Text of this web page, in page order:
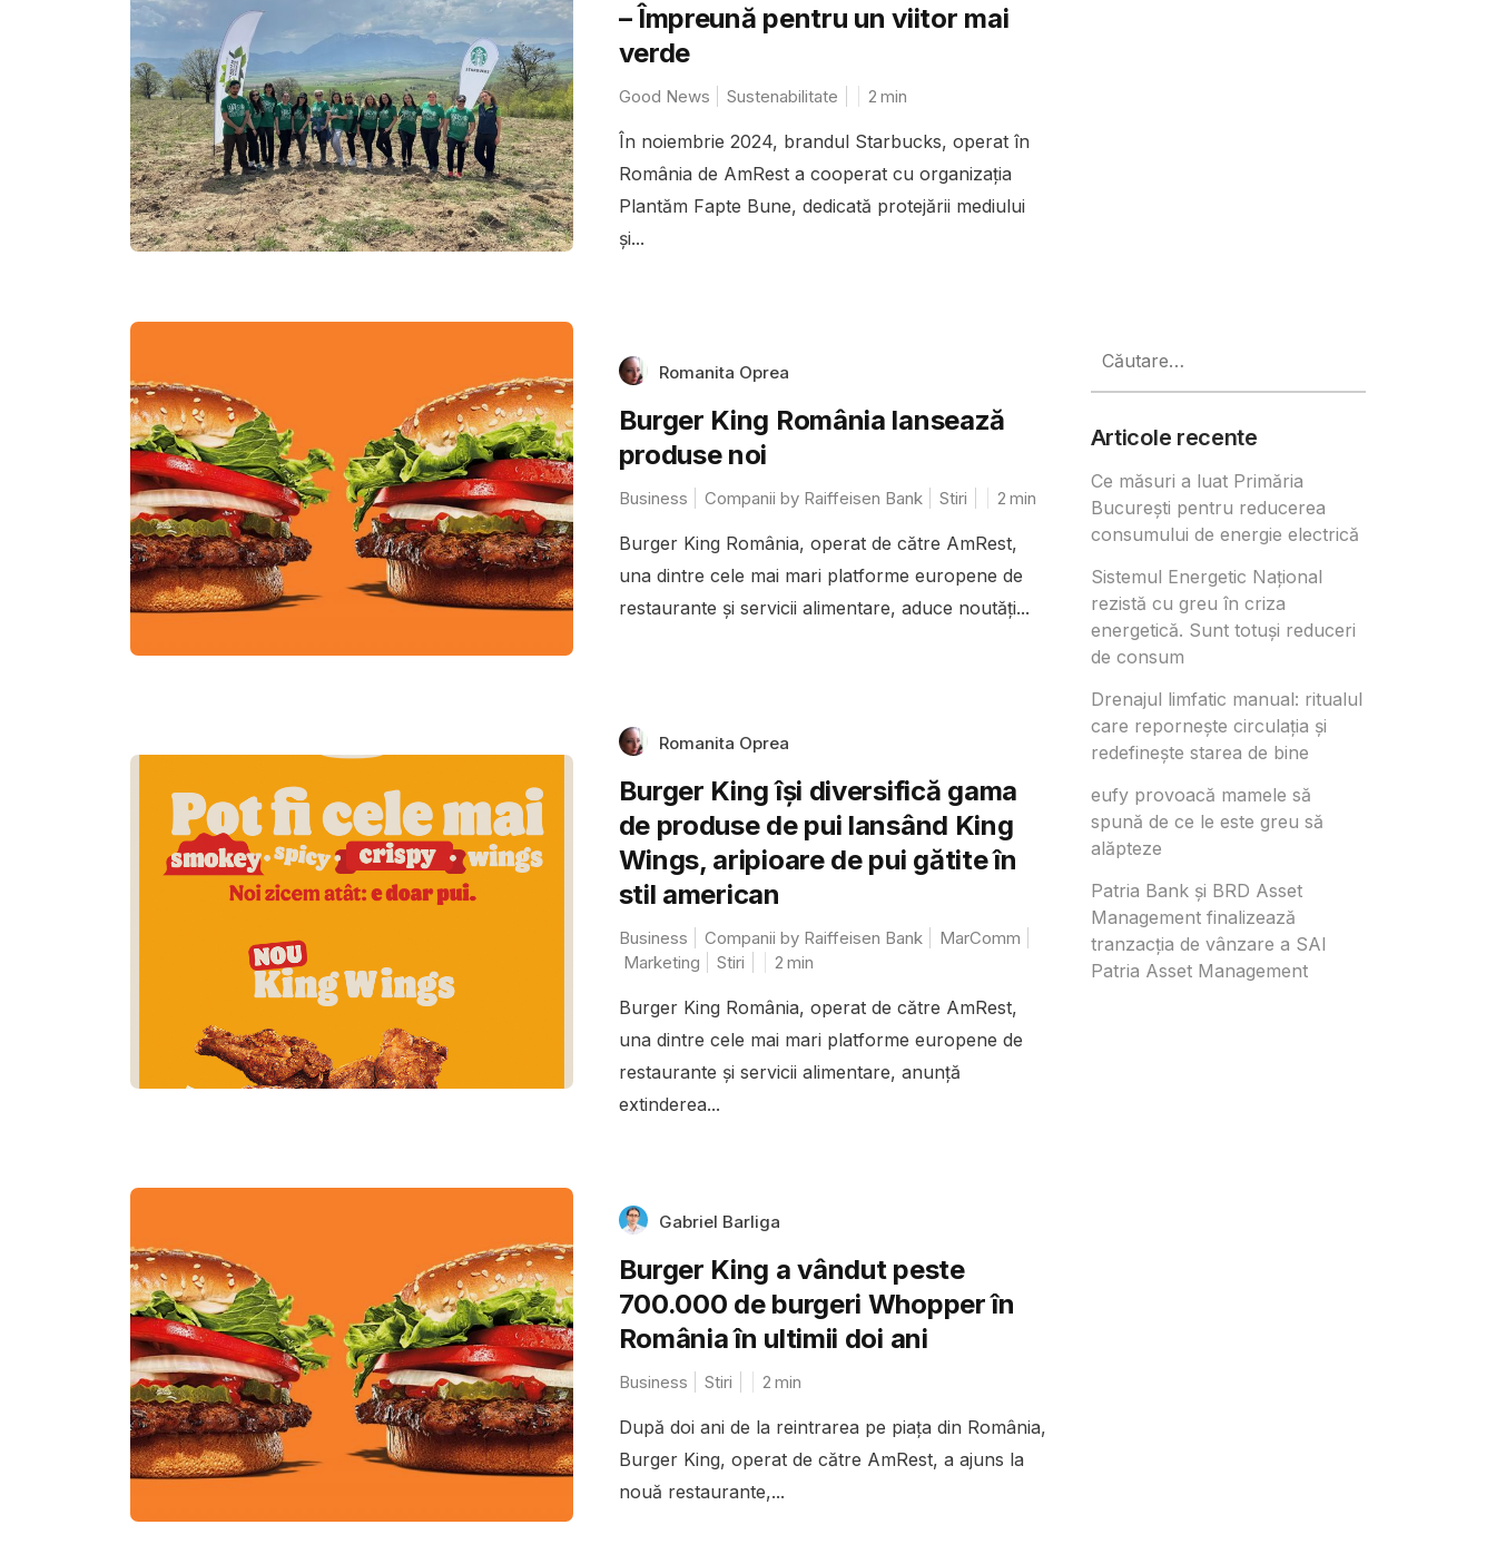
– Împreună pentru un viitor mai
verde
Good News Sustenabilitate 2 min
În noiembrie 2024, brandul Starbucks, operat în
România de AmRest a cooperat cu organizația
Plantăm Fapte Bune, dedicată protejării mediului
și...
Romanita Oprea
Burger King România lansează
produse noi
Business Companii by Raiffeisen Bank Stiri 2 min
Burger King România, operat de către AmRest,
una dintre cele mai mari platforme europene de
restaurante și servicii alimentare, aduce noutăți...
Romanita Oprea
Burger King își diversifică gama
de produse de pui lansând King
Wings, aripioare de pui gătite în
stil american
Business Companii by Raiffeisen Bank
MarComm
Marketing
Stiri 2 min
Burger King România, operat de către AmRest,
una dintre cele mai mari platforme europene de
restaurante și servicii alimentare, anunță
extinderea...
Gabriel Barliga
Burger King a vândut peste
700.000 de burgeri Whopper în
România în ultimii doi ani
Business Stiri 2 min
După doi ani de la reintrarea pe piața din România,
Burger King, operat de către AmRest, a ajuns la
nouă restaurante,...
după:
Articole recente
Ce măsuri a luat Primăria
București pentru reducerea
consumului de energie electrică
Sistemul Energetic Național
rezistă cu greu în criza
energetică. Sunt totuși reduceri
de consum
Drenajul limfatic manual: ritualul
care repornește circulația și
redefinește starea de bine
eufy provoacă mamele să
spună de ce le este greu să
alăpteze
Patria Bank și BRD Asset
Management finalizează
tranzacția de vânzare a SAI
Patria Asset Management